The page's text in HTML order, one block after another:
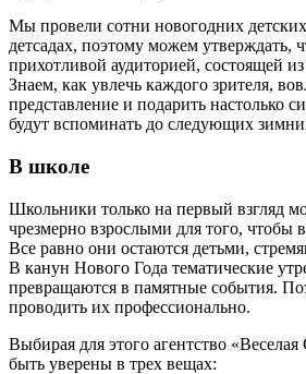
Мы провели сотни новогодних
детсадах, поэтому можем утверждать,
прихотливой аудиторией, состоящей
Знаем, как увлечь каждого зрителя,
представление и подарить настолько
будут вспоминать до следующих
В школе
Школьники только на первый взгляд
чрезмерно взрослыми для того, чтобы
Все равно они остаются детьми,
В канун Нового Года тематические
превращаются в памятные события.
проводить их профессионально.
Выбирая для этого агентство
быть уверены в трех вещах: